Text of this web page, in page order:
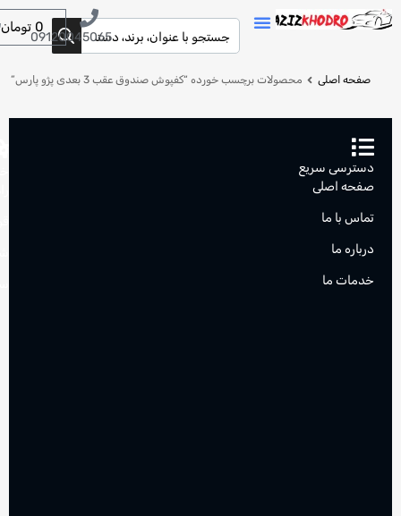
09120045065
0 تومان
صفحه اصلی محصولات برچسب خورده “کفپوش صندوق عقب 3 بعدی پژو پارس”
دسترسی سریع
صفحه اصلی
تماس با ما
درباره ما
خدمات ما